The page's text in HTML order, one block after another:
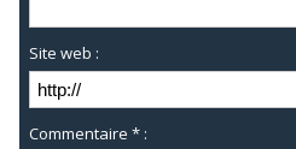
Site web :
Commentaire * :